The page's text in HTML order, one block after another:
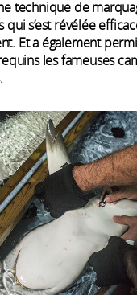
technique de
qui s’est révélée
Et a également
les fameuses